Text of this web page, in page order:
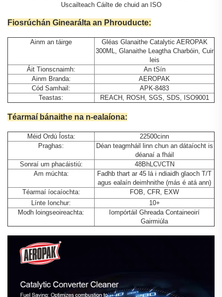
Uscailteach Cáilte de chuid an ISO
Fiosrúchán Ginearálta an Phrouducte:
Ainm an táirge
Gléas Glanaithe Catalytic AEROPAK
300ML, Glanaithe Leagtha Charbóin, Cuir
leis
Áit Tionscnaimh:
An tSín
Ainm Branda:
AEROPAK
Cód Samhail:
APK-8483
Teastas:
REACH, ROSH, SGS, SDS, ISO9001
Téarmaí bánaithe na n-ealaíona:
Méid Ordú Íosta:
22500cinn
Praghas:
Déan teagmháil linn chun an dátaíocht is
déanaí a fháil
Sonraí um phacáistiú:
48BhLC\/CTN
Am múchta:
Fadhb thart ar 45 lá i ndiaidh glaoch T/T
agus ealaín deimhnithe (más é atá ann)
Téarmaí íocaíochta:
FOB, CFR, EXW
Línte Ionchur:
10+
Modh loingseoireachta:
Iompórtáil Ghreada Containeoirí
Gairmiúla